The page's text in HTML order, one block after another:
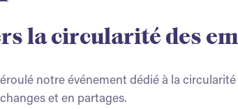
la circularité des
notre événement dédié à la
et en partages.